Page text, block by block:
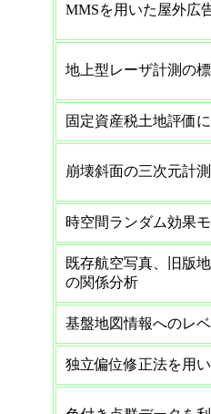
MMSを用いた屋外広
地上型レーザ計測の
固定資産税土地評価
崩壊斜面の三次元計
時空間ランダム効果
既存航空写真、旧版
の関係分析
基盤地図情報へのレ
独立偏位修正法を用